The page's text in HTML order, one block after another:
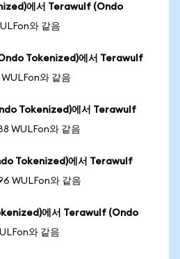
에서 Terawulf (Ondo
와 같음
Tokenized)에서 Terawulf
와 같음
Tokenized)에서 Terawulf
WULFon와 같음
Tokenized)에서 Terawulf
WULFon와 같음
에서 Terawulf (Ondo
와 같음